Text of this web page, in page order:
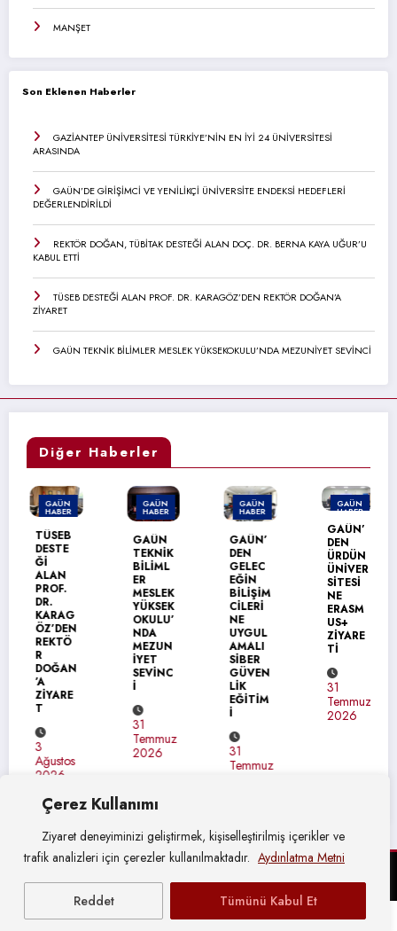
Çerez Kullanımı
Ziyaret deneyiminizi geliştirmek, kişiselleştirilmiş içerikler ve
trafik analizleri için çerezler kullanılmaktadır. Aydınlatma Metni
Reddet Tümünü Kabul Et
MANŞET
Son Eklenen Haberler
GAZİANTEP ÜNİVERSİTESİ TÜRKİYE’NİN EN İYİ 24 ÜNİVERSİTESİ
ARASINDA
GAÜN’DE GİRİŞİMCİ VE YENİLİKÇİ ÜNİVERSİTE ENDEKSİ HEDEFLERİ
DEĞERLENDİRİLDİ
REKTÖR DOĞAN, TÜBİTAK DESTEĞİ ALAN DOÇ. DR. BERNA KAYA UĞUR’U
KABUL ETTİ
TÜSEB DESTEĞİ ALAN PROF. DR. KARAGÖZ’DEN REKTÖR DOĞAN’A
ZİYARET
GAÜN TEKNİK BİLİMLER MESLEK YÜKSEKOKULU’NDA MEZUNİYET SEVİNCİ
Diğer Haberler
GAÜN
HABER
TÜSEB
DESTE
Ğİ
ALAN
PROF.
DR.
KARAG
ÖZ’DEN
REKTÖ
R
DOĞAN
’A
ZİYARE
T
3
Ağustos
2026
GAÜN
HABER
GAÜN
TEKNİK
BİLİML
ER
MESLEK
YÜKSEK
OKULU’
NDA
MEZUN
İYET
SEVİNC
31
Temmuz
2026
GAÜN
HABER
GAÜN’
DEN
GELEC
EĞİN
BİLİŞİM
CİLERİ
NE
UYGUL
AMALI
SİBER
GÜVEN
LİK
EĞİTİM
31
Temmuz
GAÜN
HABER
GAÜN’
DEN
ÜRDÜN
ÜNİVER
SİTESİ
NE
ERASM
US+
ZİYARE
Tİ
31
Temmuz
2026